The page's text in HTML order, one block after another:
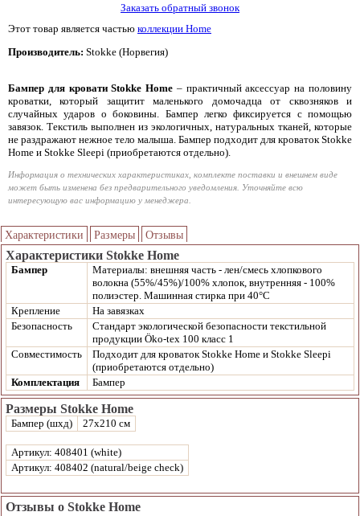
Заказать обратный звонок
Этот товар является частью коллекции Home
Производитель: Stokke (Норвегия)
Бампер для кровати Stokke Home – практичный аксессуар на половину
кроватки, который защитит маленького домочадца от сквозняков и
случайных ударов о боковины. Бампер легко фиксируется с помощью
завязок. Текстиль выполнен из экологичных, натуральных тканей, которые
не раздражают нежное тело малыша. Бампер подходит для кроваток Stokke
Home и Stokke Sleepi (приобретаются отдельно).
Информация о технических характеристиках, комплекте поставки и внешнем виде
может быть изменена без предварительного уведомления. Уточняйте всю
интересующую вас информацию у менеджера.
Характеристики Размеры Отзывы
Характеристики Stokke Home
Бампер
Материалы: внешняя часть - лен/смесь хлопкового
волокна (55%/45%)/100% хлопок, внутренняя - 100%
полиэстер. Машинная стирка при 40°С
Крепление
На завязках
Безопасность
Стандарт экологической безопасности текстильной
продукции Öko-tex 100 класс 1
Совместимость
Подходит для кроваток Stokke Home и Stokke Sleepi
(приобретаются отдельно)
Комплектация
Бампер
Размеры Stokke Home
Бампер (шхд) 27х210 см
Артикул: 408401 (white)
Артикул: 408402 (natural/beige check)
Отзывы о Stokke Home